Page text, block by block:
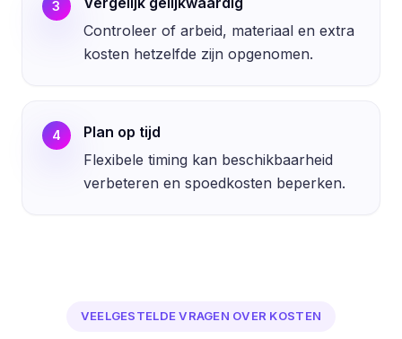
3
Controleer of arbeid, materiaal en extra
kosten hetzelfde zijn opgenomen.
4
Plan op tijd
Flexibele timing kan beschikbaarheid
verbeteren en spoedkosten beperken.
VEELGESTELDE VRAGEN OVER KOSTEN